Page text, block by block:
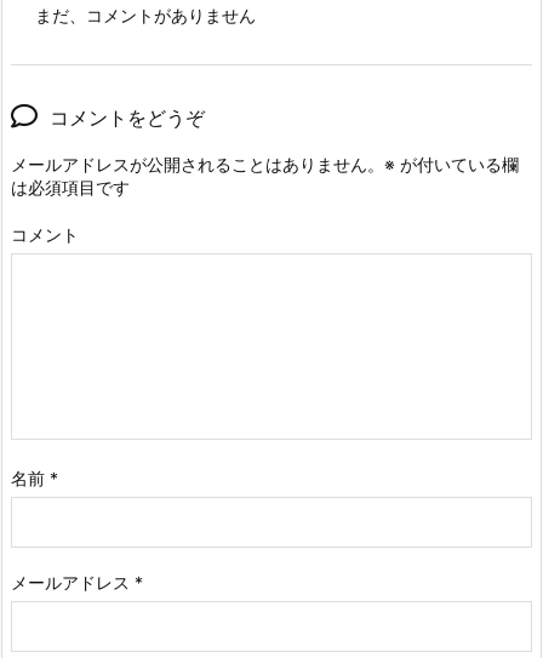
まだ、コメントがありません
コメントをどうぞ
メールアドレスが公開されることはありません。 ※ が付いている欄
は必須項目です
コメント
名前 *
メールアドレス *